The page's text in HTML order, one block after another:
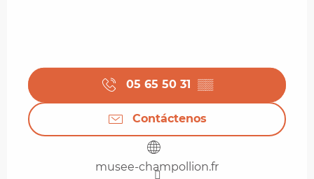
05 65 50 31 ▒▒
Contáctenos
musee-champollion.fr